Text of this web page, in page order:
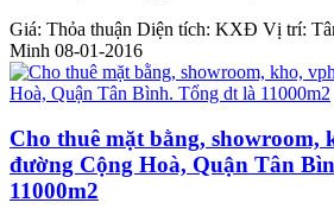
Giá: Thỏa thuận Diện tích: KXĐ Vị trí:
Minh 08-01-2016
Cho thuê mặt bằng, showroom,
đường Cộng Hoà, Quận Tân
11000m2